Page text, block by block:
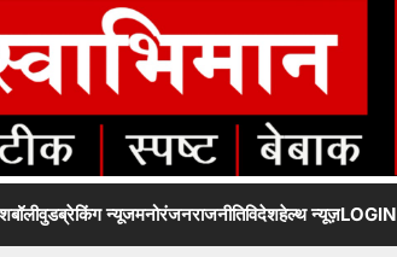
बॉलीवुडब्रेकिंग न्यूजमनोरंजनराजनीतिविदेशहेल्थ न्यूज़LOGIN